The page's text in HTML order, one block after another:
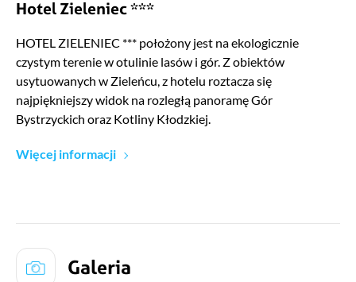
Hotel Zieleniec ***
HOTEL ZIELENIEC *** położony jest na ekologicznie
czystym terenie w otulinie lasów i gór. Z obiektów
usytuowanych w Zieleńcu, z hotelu roztacza się
najpiękniejszy widok na rozległą panoramę Gór
Bystrzyckich oraz Kotliny Kłodzkiej.
Więcej informacji
Galeria